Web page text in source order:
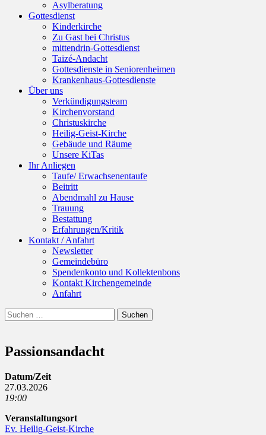
Asylberatung
Gottesdienst
Kinderkirche
Zu Gast bei Christus
mittendrin-Gottesdienst
Taizé-Andacht
Gottesdienste in Seniorenheimen
Krankenhaus-Gottesdienste
Über uns
Verkündigungsteam
Kirchenvorstand
Christuskirche
Heilig-Geist-Kirche
Gebäude und Räume
Unsere KiTas
Ihr Anliegen
Taufe/ Erwachsenentaufe
Beitritt
Abendmahl zu Hause
Trauung
Bestattung
Erfahrungen/Kritik
Kontakt / Anfahrt
Newsletter
Gemeindebüro
Spendenkonto und Kollektenbons
Kontakt Kirchengemeinde
Anfahrt
Suchen
Suchen
nach:
Passionsandacht
Datum/Zeit
27.03.2026
19:00
Veranstaltungsort
Ev. Heilig-Geist-Kirche